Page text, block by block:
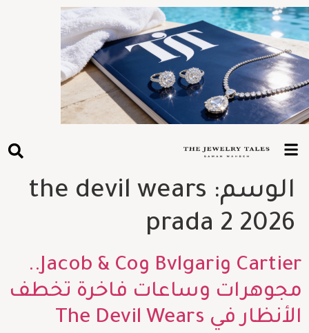
الوسم: the devil wears
prada 2 2026
Cartier وBvlgari وJacob & Co..
مجوهرات وساعات فاخرة تخطف
الأنظار في The Devil Wears